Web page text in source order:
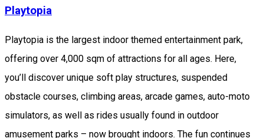
Playtopia
Playtopia is the largest indoor themed entertainment park,
offering over 4,000 sqm of attractions for all ages. Here,
you’ll discover unique soft play structures, suspended
obstacle courses, climbing areas, arcade games, auto-moto
simulators, as well as rides usually found in outdoor
amusement parks – now brought indoors. The fun continues